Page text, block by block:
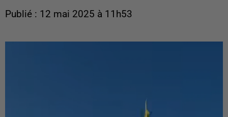
Publié : 12 mai 2025 à 11h53